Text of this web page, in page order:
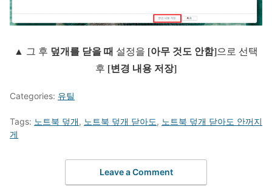
▲ 그 후 덮개를 닫을 때 설정을 [아무 것도 안함]으로 선택
후 [변경 내용 저장]
Categories: 유틸
Tags: 노트북 덮개, 노트북 덮개 닫아도, 노트북 덮개 닫아도 안꺼지
게
Leave a Comment